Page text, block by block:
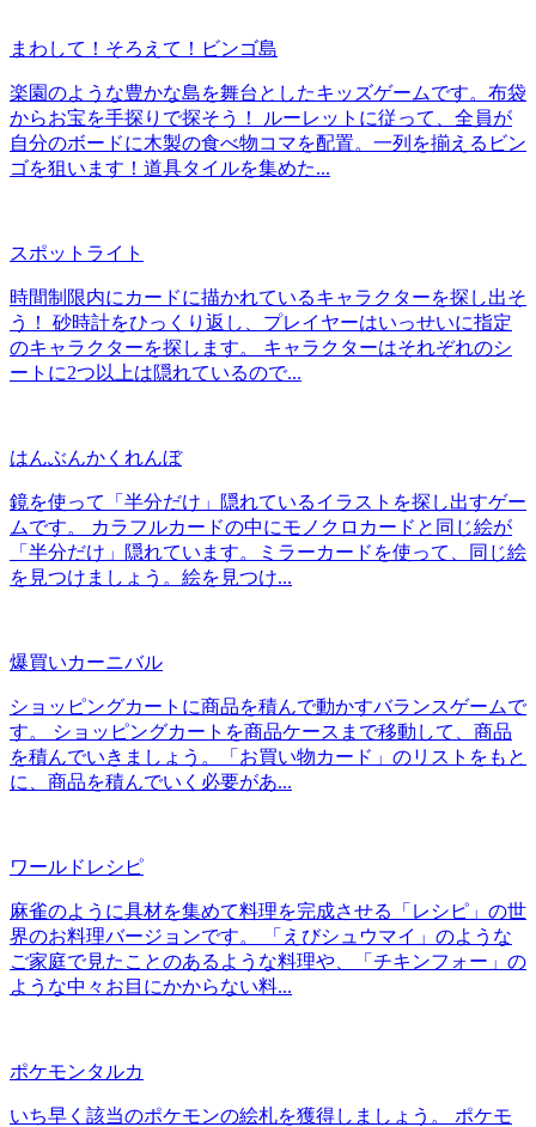
まわして！そろえて！ビンゴ島
楽園のような豊かな島を舞台としたキッズゲームです。布袋
からお宝を手探りで探そう！ ルーレットに従って、全員が
自分のボードに木製の食べ物コマを配置。一列を揃えるビン
ゴを狙います！道具タイルを集めた...
スポットライト
時間制限内にカードに描かれているキャラクターを探し出そ
う！ 砂時計をひっくり返し、プレイヤーはいっせいに指定
のキャラクターを探します。 キャラクターはそれぞれのシ
ートに2つ以上は隠れているので...
はんぶんかくれんぼ
鏡を使って「半分だけ」隠れているイラストを探し出すゲー
ムです。 カラフルカードの中にモノクロカードと同じ絵が
「半分だけ」隠れています。ミラーカードを使って、同じ絵
を見つけましょう。絵を見つけ...
爆買いカーニバル
ショッピングカートに商品を積んで動かすバランスゲームで
す。 ショッピングカートを商品ケースまで移動して、商品
を積んでいきましょう。「お買い物カード」のリストをもと
に、商品を積んでいく必要があ...
ワールドレシピ
麻雀のように具材を集めて料理を完成させる「レシピ」の世
界のお料理バージョンです。 「えびシュウマイ」のような
ご家庭で見たことのあるような料理や、「チキンフォー」の
ような中々お目にかからない料...
ポケモンタルカ
いち早く該当のポケモンの絵札を獲得しましょう。 ポケモ